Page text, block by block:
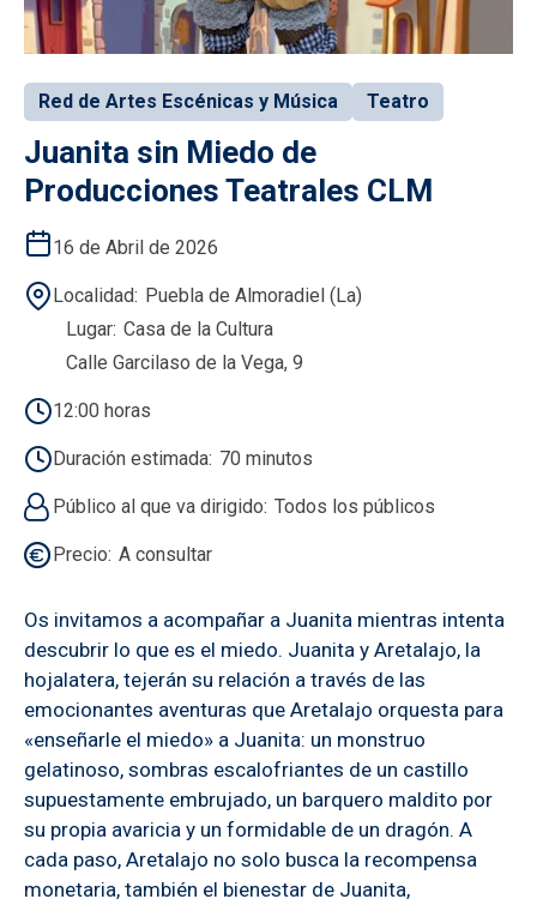
Red de Artes Escénicas y Música Teatro
Juanita sin Miedo de
Producciones Teatrales CLM
16 de Abril de 2026
Localidad Puebla de Almoradiel (La)
Lugar Casa de la Cultura
Calle Garcilaso de la Vega, 9
12:00 horas
Duración estimada 70 minutos
Público al que va dirigido Todos los públicos
Precio A consultar
Os invitamos a acompañar a Juanita mientras intenta
descubrir lo que es el miedo. Juanita y Aretalajo, la
hojalatera, tejerán su relación a través de las
emocionantes aventuras que Aretalajo orquesta para
«enseñarle el miedo» a Juanita: un monstruo
gelatinoso, sombras escalofriantes de un castillo
supuestamente embrujado, un barquero maldito por
su propia avaricia y un formidable de un dragón. A
cada paso, Aretalajo no solo busca la recompensa
monetaria, también el bienestar de Juanita,